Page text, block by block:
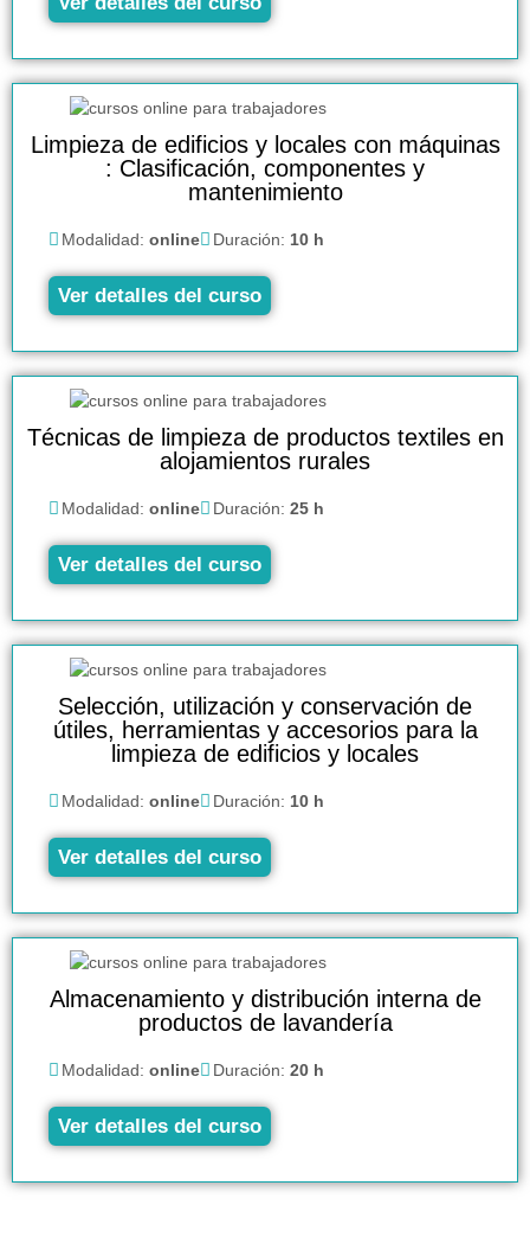
Limpieza de edificios y locales con máquinas
: Clasificación, componentes y
mantenimiento
Modalidad: online Duración: 10 h
Ver detalles del curso
Técnicas de limpieza de productos textiles en
alojamientos rurales
Modalidad: online Duración: 25 h
Ver detalles del curso
Selección, utilización y conservación de
útiles, herramientas y accesorios para la
limpieza de edificios y locales
Modalidad: online Duración: 10 h
Ver detalles del curso
Almacenamiento y distribución interna de
productos de lavandería
Modalidad: online Duración: 20 h
Ver detalles del curso